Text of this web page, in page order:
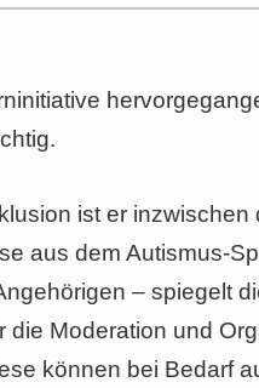
ist er inzwischen
aus dem Autismus-
– spiegelt
Moderation und
können bei Bedarf